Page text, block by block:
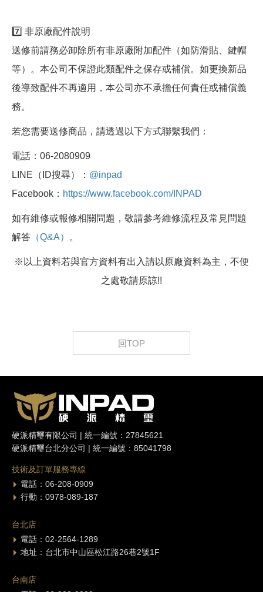
7️⃣ 非原廠配件說明
送修前請務必卸除所有非原廠附加配件（如防滑貼、鍵帽
等）。本公司不保證此類配件之保存或補償。如更換新品
後導致配件不再適用，本公司亦不承擔任何責任或補償義
務。
若您需要送修商品，請透過以下方式聯繫我們：
電話：06-2080909
LINE（ID搜尋）： @inpad
Facebook： https://www.facebook.com/INPAD
如有維修或報修相關問題，敬請參考維修流程及常見問題
解答 （Q&A） 。
※以上資料若與官方資料有出入請以原廠資料為主，不便
之處敬請原諒!!
回TOP
硬派精璽有限公司 | 統一編號：27845621
硬派精璽台北分公司 | 統一編號：85041798
技術及訂單服務專線
電話：06-208-0909
行動：0978-089-187
台北店
電話：02-2564-1289
地址：台北市中山區松江路26巷2號1F
台南店